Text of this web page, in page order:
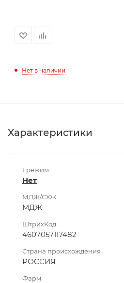
Нет в наличии
Характеристики
t режим
Нет
МДЖ/СХЖ
МДЖ
ШтрихКод
4607057117482
Страна происхождения
РОССИЯ
Фарм